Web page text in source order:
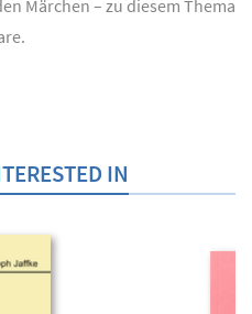
Märchen – zu diesem Thema
IN